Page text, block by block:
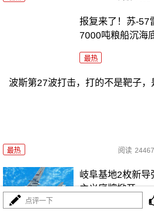
报复来了！苏-57
7000吨粮船沉海
最热
波斯第27波打击，打的不是靶子，
最热 阅读 24467
岐阜基地2枚新导
主义底牌掀开
最热
点评一下